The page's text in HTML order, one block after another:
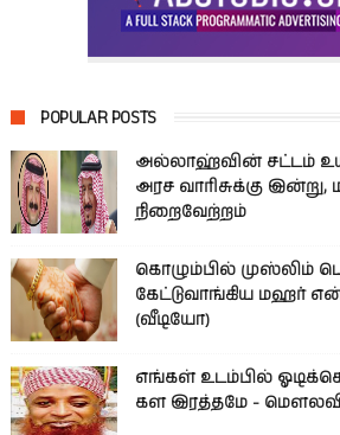
POPULAR POSTS
அல்லாஹ்வின் சட்டம்
அரச வாரிசுக்கு
நிறைவேற்றம்
கொழும்பில் முஸ்லிம்
கேட்டுவாங்கிய மஹர்
(வீடியோ)
எங்கள் உடம்பில்
கள இரத்­தமே -